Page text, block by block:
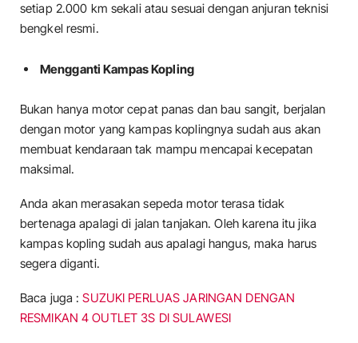
setiap 2.000 km sekali atau sesuai dengan anjuran teknisi
bengkel resmi.
Mengganti Kampas Kopling
Bukan hanya motor cepat panas dan bau sangit, berjalan
dengan motor yang kampas koplingnya sudah aus akan
membuat kendaraan tak mampu mencapai kecepatan
maksimal.
Anda akan merasakan sepeda motor terasa tidak
bertenaga apalagi di jalan tanjakan. Oleh karena itu jika
kampas kopling sudah aus apalagi hangus, maka harus
segera diganti.
Baca juga :SUZUKI PERLUAS JARINGAN DENGAN
RESMIKAN 4 OUTLET 3S DI SULAWESI